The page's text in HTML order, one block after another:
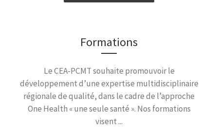
Formations
Le CEA-PCMT souhaite promouvoir le
développement d’une expertise multidisciplinaire
régionale de qualité, dans le cadre de l’approche
One Health « une seule santé ». Nos formations
visent ...